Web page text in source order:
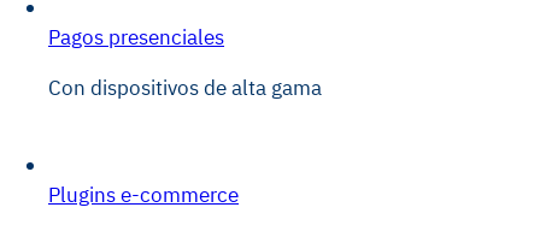
Pagos presenciales
Con dispositivos de alta gama
Plugins e-commerce